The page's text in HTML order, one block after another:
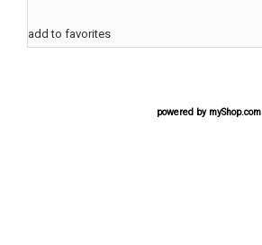
add to favorites
powered by myShop.com